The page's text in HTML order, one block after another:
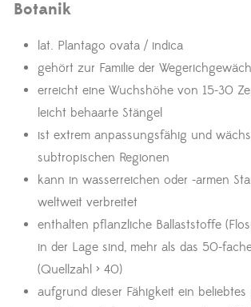
Botanik
lat. Plantago ovata / indica
gehört zur Familie der
erreicht eine Wuchshöhe von 15-30
leicht behaarte Stängel
ist extrem anpassungsfähig und
subtropischen Regionen
kann in wasserreichen oder -armen
weltweit verbreitet
enthalten pflanzliche Ballaststoffe
in der Lage sind, mehr als das 50-
(Quellzahl > 40)
aufgrund dieser Fähigkeit ein